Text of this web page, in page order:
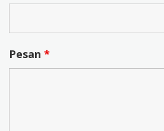
Pesan *